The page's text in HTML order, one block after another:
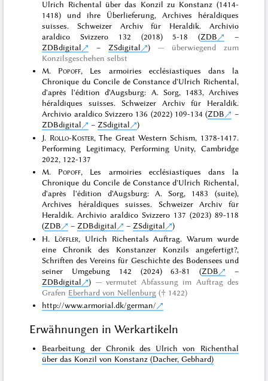
Ulrich Richental über das Konzil zu Konstanz (1414-
1418) und ihre Überlieferung, Archives héraldiques
suisses. Schweizer Archiv für Heraldik. Archivio
araldico Svizzero 132 (2018) 5-18 (ZDB
–
ZDBdigital
– ZSdigital )
überwiegend zum
Konzilsgeschehen selbst
M. Popoff, Les armoiries ecclésiastiques dans la
Chronique du Concile de Constance d'Ulrich Richental,
d'après l'édition d'Augsburg: A. Sorg, 1483, Archives
héraldiques suisses. Schweizer Archiv für Heraldik.
Archivio araldico Svizzero 136 (2022) 109-134 (ZDB
–
ZDBdigital
– ZSdigital
)
J. Rollo-Koster, The Great Western Schism, 1378-1417.
Performing Legitimacy, Performing Unity, Cambridge
2022, 122-137
M. Popoff, Les armoiries ecclésiastiques dans la
Chronique du Concile de Constance d'Ulrich Richental,
d'après l'édition d'Augsburg: A. Sorg, 1483 (suite),
Archives héraldiques suisses. Schweizer Archiv für
Heraldik. Archivio araldico Svizzero 137 (2023) 89-118
(ZDB – ZDBdigital – ZSdigital
)
H. Löffler, Ulrich Richentals Auftrag. Warum wurde
eine Chronik des Konstanzer Konzils angefertigt?,
Schriften des Vereins für Geschichte des Bodensees und
seiner Umgebung 142 (2024) 63-81 (ZDB
–
ZDBdigital
)
vermutet Abfassung im Auftrag des
Grafen Eberhard von Nellenburg († 1422)
http://www.armorial.dk/german/
Erwähnungen in Werkartikeln
Bearbeitung der Chronik des Ulrich von Richenthal
über das Konzil von Konstanz (Dacher, Gebhard)